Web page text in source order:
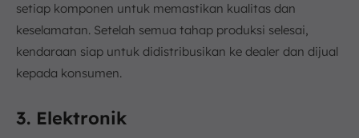
setiap komponen untuk memastikan kualitas dan
keselamatan. Setelah semua tahap produksi selesai,
kendaraan siap untuk didistribusikan ke dealer dan dijual
kepada konsumen.
3. Elektronik